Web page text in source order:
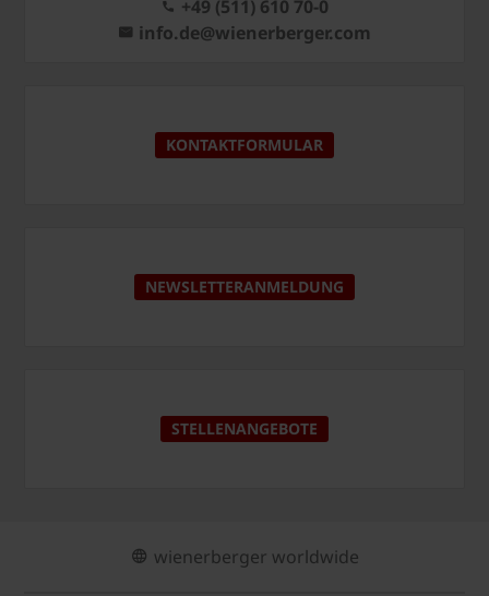
+49 (511) 610 70-0
info.de@wienerberger.com
KONTAKTFORMULAR
NEWSLETTERANMELDUNG
STELLENANGEBOTE
wienerberger worldwide